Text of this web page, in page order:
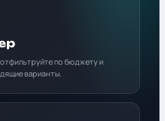
по бюджету и
варианты.